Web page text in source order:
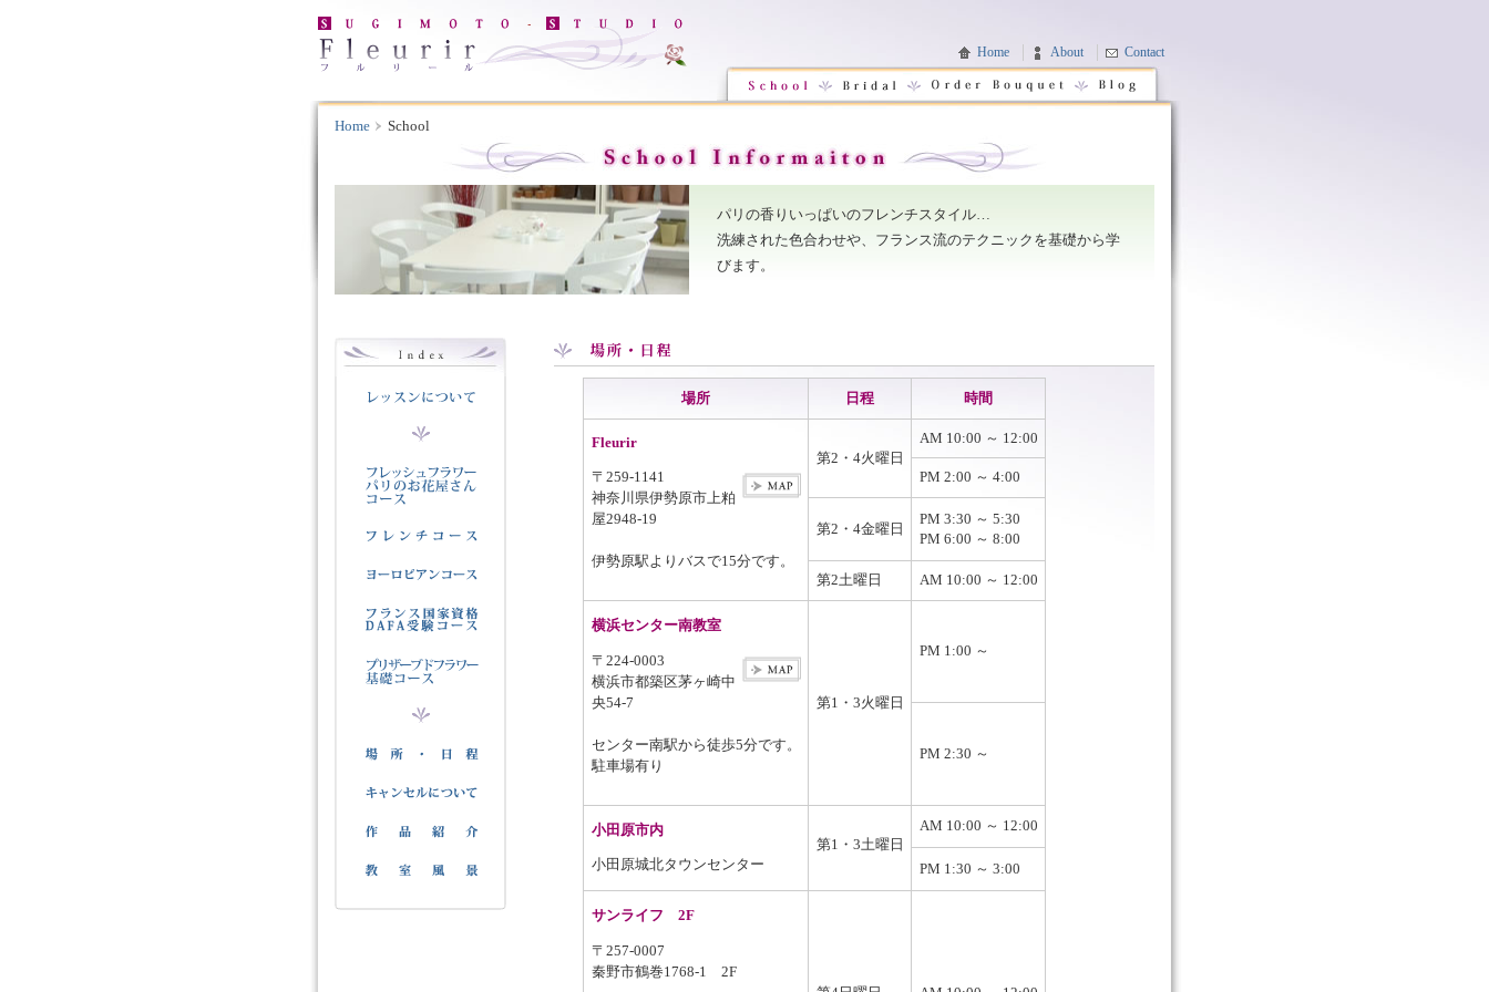
Contact
About
Home
Home School
パリの香りいっぱいのフレンチスタイル…
洗練された色合わせや、フランス流のテクニックを基礎から学
びます。
場所 日程 時間
Fleurir
〒259-1141
神奈川県伊勢原市上粕
屋2948-19
伊勢原駅よりバスで15分です。
第2・4火曜日
AM 10:00 ～ 12:00
PM 2:00 ～ 4:00
第2・4金曜日
PM 3:30 ～ 5:30
PM 6:00 ～ 8:00
第2土曜日 AM 10:00 ～ 12:00
横浜センター南教室
〒224-0003
横浜市都築区茅ヶ崎中
央54-7
センター南駅から徒歩5分です。
駐車場有り
第1・3火曜日
PM 1:00 ～
PM 2:30 ～
小田原市内
小田原城北タウンセンター
第1・3土曜日
AM 10:00 ～ 12:00
PM 1:30 ～ 3:00
サンライフ 2F
〒257-0007
秦野市鶴巻1768-1 2F